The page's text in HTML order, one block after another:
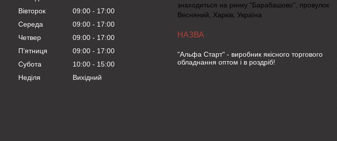
Вівторок
09:00
17:00
Середа
09:00
17:00
Четвер
09:00
17:00
Пʼятниця
09:00
17:00
Субота
10:00
15:00
Неділя
Вихідний
знаходиться на ринку "Барабашово", провулок
Весняний, Харків, Україна
"Альфа Старт" - виробник якісного торгового
обладнання оптом і в роздріб!